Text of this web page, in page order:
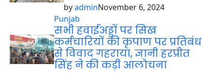
by adminNovember 6, 2024
Punjab
सभी हवाईअड्डों पर सिख
कर्मचारियों की कृपाण पर प्रतिबंध
से विवाद गहराया, ज्ञानी हरप्रीत
सिंह ने की कड़ी आलोचना